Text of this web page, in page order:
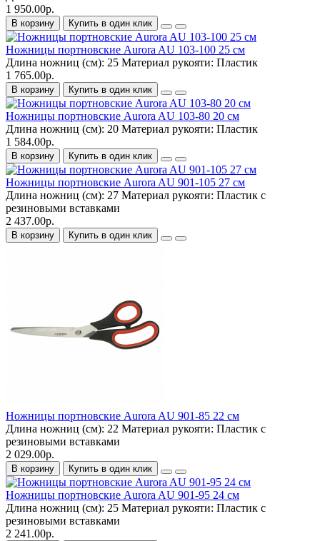
1 950.00р.
В корзину Купить в один клик
Ножницы портновские Aurora AU 103-100 25 см
Длина ножниц (см): 25 Материал рукояти: Пластик
1 765.00р.
В корзину Купить в один клик
Ножницы портновские Aurora AU 103-80 20 см
Длина ножниц (см): 20 Материал рукояти: Пластик
1 584.00р.
В корзину Купить в один клик
Ножницы портновские Aurora AU 901-105 27 см
Длина ножниц (см): 27 Материал рукояти: Пластик с
резиновыми вставками
2 437.00р.
В корзину Купить в один клик
Ножницы портновские Aurora AU 901-85 22 см
Длина ножниц (см): 22 Материал рукояти: Пластик с
резиновыми вставками
2 029.00р.
В корзину Купить в один клик
Ножницы портновские Aurora AU 901-95 24 см
Длина ножниц (см): 25 Материал рукояти: Пластик с
резиновыми вставками
2 241.00р.